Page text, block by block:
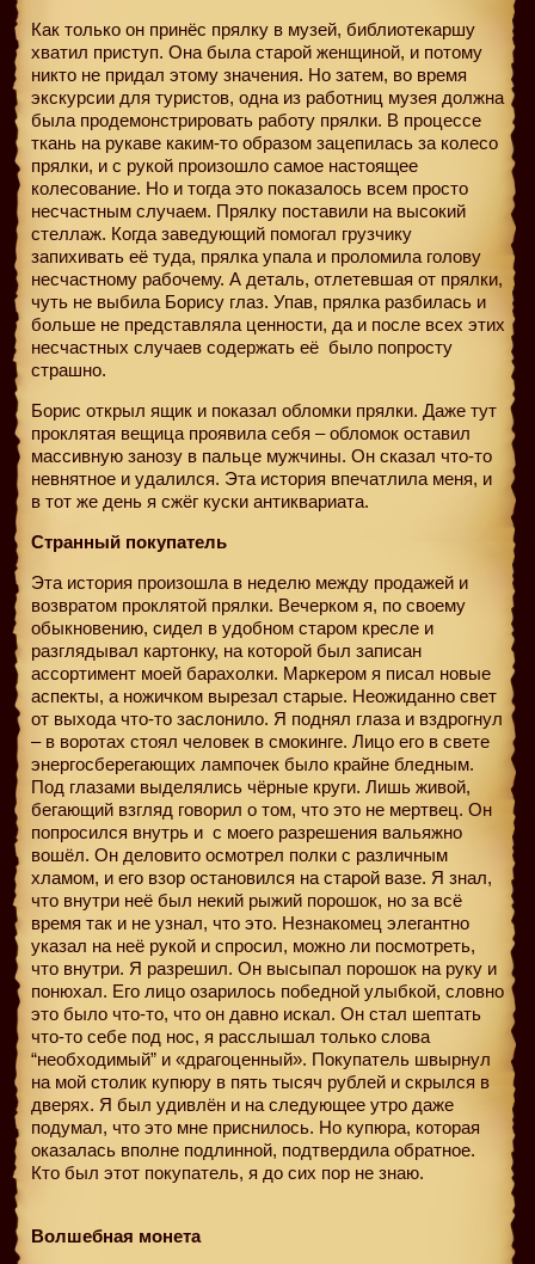
Как только он принёс прялку в музей, библиотекаршу
хватил приступ. Она была старой женщиной, и потому
никто не придал этому значения. Но затем, во время
экскурсии для туристов, одна из работниц музея должна
была продемонстрировать работу прялки. В процессе
ткань на рукаве каким-то образом зацепилась за колесо
прялки, и с рукой произошло самое настоящее
колесование. Но и тогда это показалось всем просто
несчастным случаем. Прялку поставили на высокий
стеллаж. Когда заведующий помогал грузчику
запихивать её туда, прялка упала и проломила голову
несчастному рабочему. А деталь, отлетевшая от прялки,
чуть не выбила Борису глаз. Упав, прялка разбилась и
больше не представляла ценности, да и после всех этих
несчастных случаев содержать её было попросту
страшно.
Борис открыл ящик и показал обломки прялки. Даже тут
проклятая вещица проявила себя – обломок оставил
массивную занозу в пальце мужчины. Он сказал что-то
невнятное и удалился. Эта история впечатлила меня, и
в тот же день я сжёг куски антиквариата.
Странный покупатель
Эта история произошла в неделю между продажей и
возвратом проклятой прялки. Вечерком я, по своему
обыкновению, сидел в удобном старом кресле и
разглядывал картонку, на которой был записан
ассортимент моей барахолки. Маркером я писал новые
аспекты, а ножичком вырезал старые. Неожиданно свет
от выхода что-то заслонило. Я поднял глаза и вздрогнул
– в воротах стоял человек в смокинге. Лицо его в свете
энергосберегающих лампочек было крайне бледным.
Под глазами выделялись чёрные круги. Лишь живой,
бегающий взгляд говорил о том, что это не мертвец. Он
попросился внутрь и с моего разрешения вальяжно
вошёл. Он деловито осмотрел полки с различным
хламом, и его взор остановился на старой вазе. Я знал,
что внутри неё был некий рыжий порошок, но за всё
время так и не узнал, что это. Незнакомец элегантно
указал на неё рукой и спросил, можно ли посмотреть,
что внутри. Я разрешил. Он высыпал порошок на руку и
понюхал. Его лицо озарилось победной улыбкой, словно
это было что-то, что он давно искал. Он стал шептать
что-то себе под нос, я расслышал только слова
“необходимый” и «драгоценный». Покупатель швырнул
на мой столик купюру в пять тысяч рублей и скрылся в
дверях. Я был удивлён и на следующее утро даже
подумал, что это мне приснилось. Но купюра, которая
оказалась вполне подлинной, подтвердила обратное.
Кто был этот покупатель, я до сих пор не знаю.
Волшебная монета